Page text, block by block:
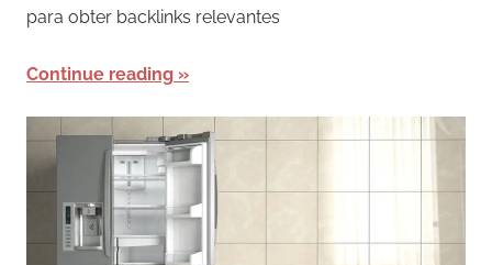
para obter backlinks relevantes
Continue reading